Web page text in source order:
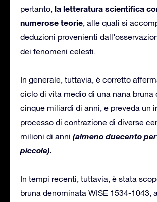
pertanto, la letteratura scientifica
numerose teorie, alle quali si
deduzioni provenienti
dei fenomeni celesti.
In generale, tuttavia, è corretto
ciclo di vita medio di una nana bruna
cinque miliardi di anni, e preveda un
processo di contrazione di diverse
milioni di anni (almeno duecento
piccole).
In tempi recenti, tuttavia, è stata
bruna denominata WISE 1534-1043,